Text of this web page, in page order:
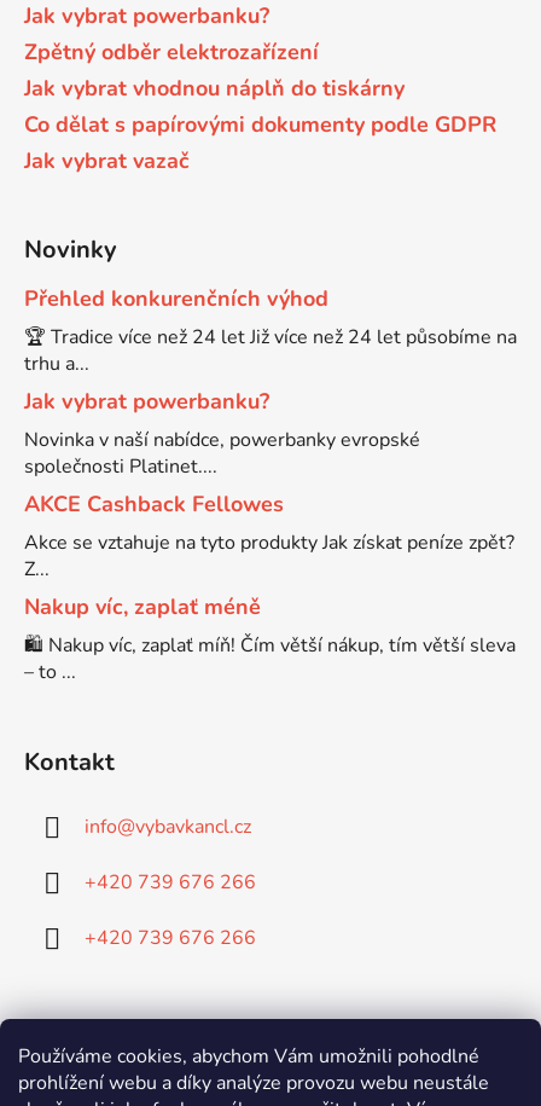
Používáme cookies, abychom Vám umožnili pohodlné
prohlížení webu a díky analýze provozu webu neustále
Jak vybrat powerbanku?
Zpětný odběr elektrozařízení
Jak vybrat vhodnou náplň do tiskárny
Co dělat s papírovými dokumenty podle GDPR
Jak vybrat vazač
Novinky
Přehled konkurenčních výhod
🏆 Tradice více než 24 let Již více než 24 let působíme na
trhu a...
Jak vybrat powerbanku?
Novinka v naší nabídce, powerbanky evropské
společnosti Platinet....
AKCE Cashback Fellowes
Akce se vztahuje na tyto produkty Jak získat peníze zpět?
Z...
Nakup víc, zaplať méně
🛍️ Nakup víc, zaplať míň! Čím větší nákup, tím větší sleva
– to ...
Kontakt
info@vybavkancl.cz
+420 739 676 266
+420 739 676 266